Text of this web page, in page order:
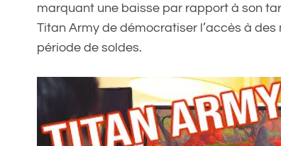
marquant une baisse par rapport à son
Titan Army de démocratiser l’accès à
période de soldes.